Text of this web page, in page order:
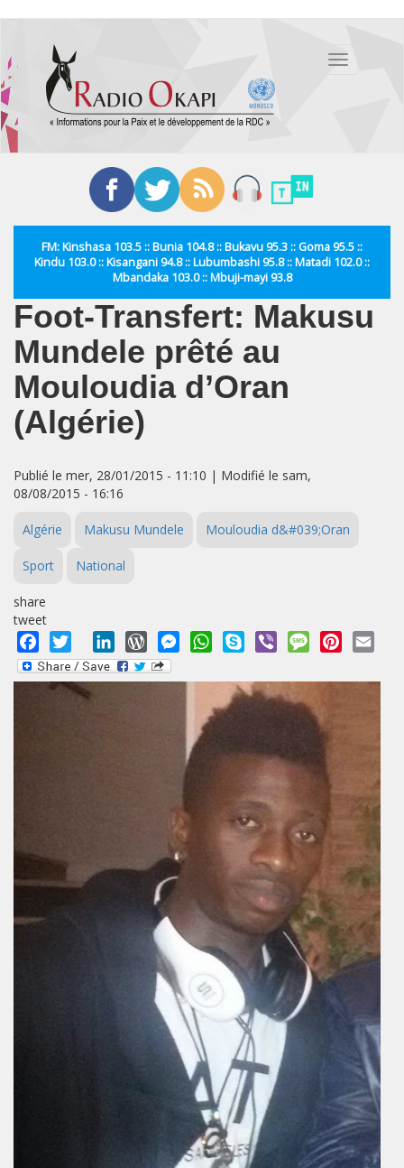
contenu
principal
Toggle
FM: Kinshasa 103.5 :: Bunia 104.8 :: Bukavu 95.3 :: Goma 95.5 ::
Kindu 103.0 :: Kisangani 94.8 :: Lubumbashi 95.8 :: Matadi 102.0 ::
Mbandaka 103.0 :: Mbuji-mayi 93.8
Foot-Transfert: Makusu
Mundele prêté au
Mouloudia d’Oran
(Algérie)
Publié le mer, 28/01/2015 - 11:10 | Modifié le sam,
08/08/2015 - 16:16
Algérie Makusu Mundele Mouloudia d&#039;Oran
Sport National
share
tweet
Facebook
Twitter LinkedInWordPressMessengerWhatsApp
Skype Viber MessagePinterest